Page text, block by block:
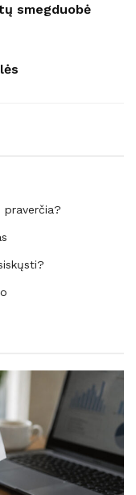
smegduobė
praverčia?